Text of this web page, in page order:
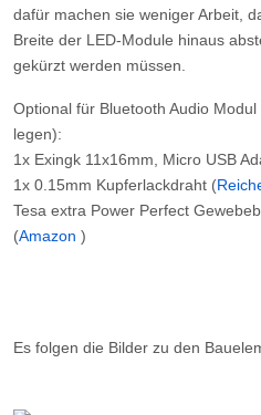
dafür machen sie weniger Arbeit,
Breite der LED-Module hinaus
gekürzt werden müssen.
Optional für Bluetooth Audio Modul
legen):
1x Exingk 11x16mm, Micro USB
1x 0.15mm Kupferlackdraht (
Tesa extra Power Perfect
(Amazon )
Es folgen die Bilder zu den